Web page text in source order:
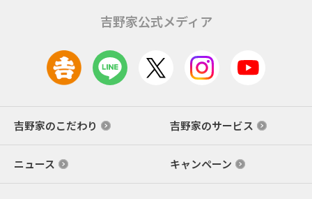
吉野家公式メディア
吉野家のこだわり 吉野家のサービス
ニュース キャンペーン